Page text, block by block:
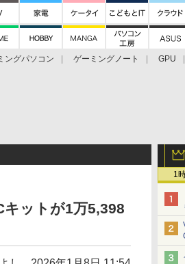
ングパソコン ゲーミングノート
GPU
1
ットが1万5,398